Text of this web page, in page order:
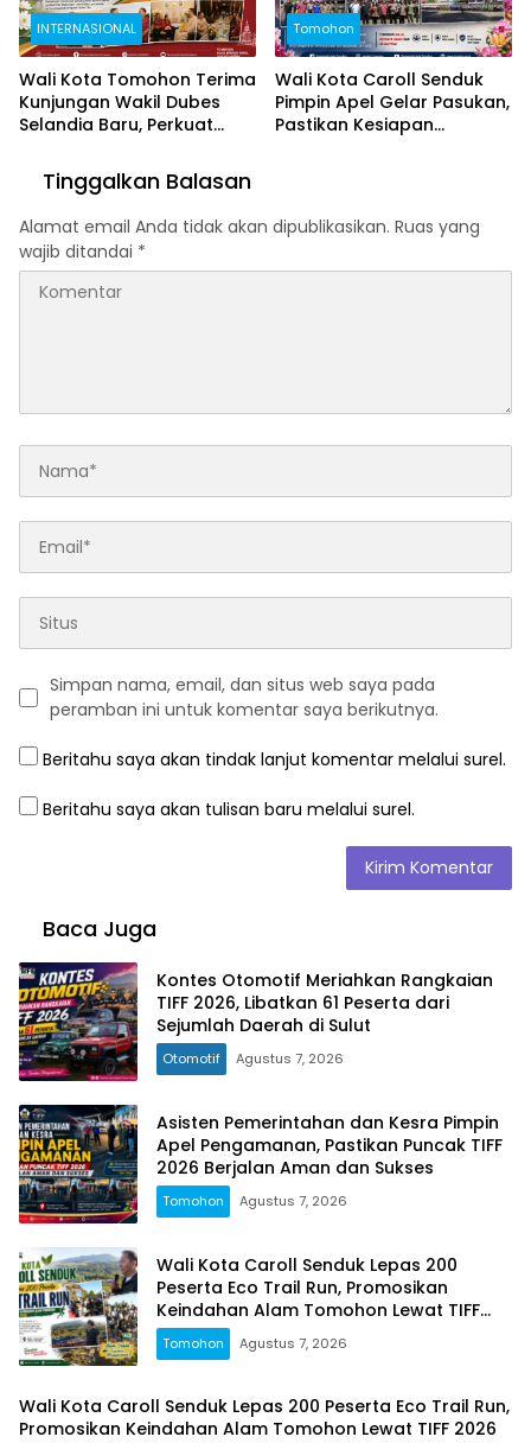
INTERNASIONAL
Wali Kota Tomohon Terima
Kunjungan Wakil Dubes
Selandia Baru, Perkuat
dan Jajaki Sister City
Tomohon
Wali Kota Caroll Senduk
Pimpin Apel Gelar Pasukan,
Pastikan Kesiapan
Tinggalkan Balasan
Alamat email Anda tidak akan dipublikasikan. Ruas yang
wajib ditandai *
Simpan nama, email, dan situs web saya pada
peramban ini untuk komentar saya berikutnya.
Beritahu saya akan tindak lanjut komentar melalui surel.
Beritahu saya akan tulisan baru melalui surel.
Baca Juga
Kontes Otomotif Meriahkan Rangkaian
TIFF 2026, Libatkan 61 Peserta dari
Sejumlah Daerah di Sulut
Otomotif Agustus 7, 2026
Asisten Pemerintahan dan Kesra Pimpin
Apel Pengamanan, Pastikan Puncak TIFF
2026 Berjalan Aman dan Sukses
Tomohon Agustus 7, 2026
Wali Kota Caroll Senduk Lepas 200
Peserta Eco Trail Run, Promosikan
Keindahan Alam Tomohon Lewat TIFF
2026
Tomohon Agustus 7, 2026
Wali Kota Caroll Senduk Lepas 200 Peserta Eco Trail Run,
Promosikan Keindahan Alam Tomohon Lewat TIFF 2026